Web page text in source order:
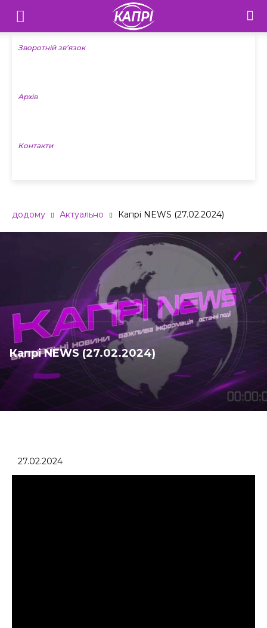
Телебачення
«Капрі»
Новини
Зворотній зв’язок
Архів
Контакти
додому Актуально Капрі NEWS (27.02.2024)
Капрі NEWS (27.02.2024)
27.02.2024